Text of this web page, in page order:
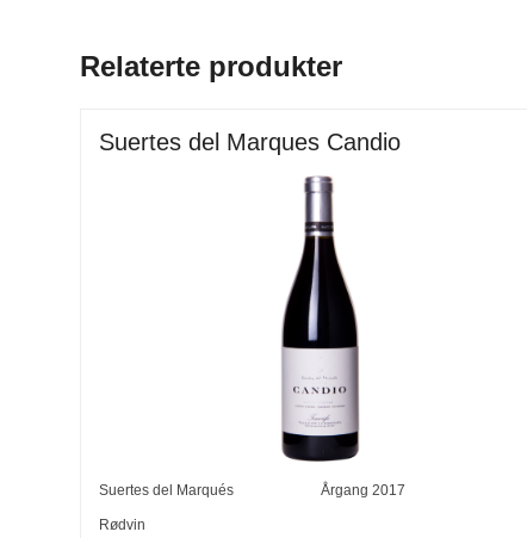
Relaterte produkter
Suertes del Marques Candio
Suertes del Marqués Årgang 2017
Rødvin